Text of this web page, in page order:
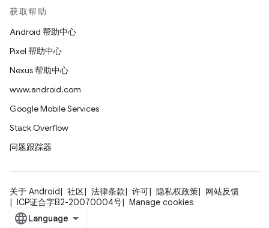
获取帮助
Android 帮助中心
Pixel 帮助中心
Nexus 帮助中心
www.android.com
Google Mobile Services
Stack Overflow
问题跟踪器
关于 Android 社区 法律条款 许可 隐私权政策
网站反馈
ICP证合字B2-20070004号
Manage cookies